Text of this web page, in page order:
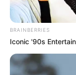
BRAINBERRIES
Iconic '90s